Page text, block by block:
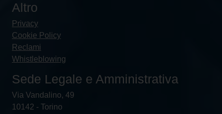
Altro
Privacy
Cookie Policy
Reclami
Whistleblowing
Sede Legale e Amministrativa
Via Vandalino, 49
10142 - Torino